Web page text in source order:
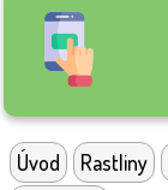
Úvod Rastliny